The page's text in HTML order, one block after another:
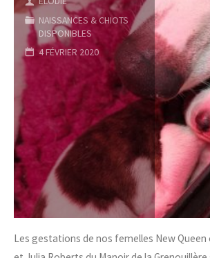
ont
6,5
sem
!"
NAISSANCES & CHIOTS
DISPONIBLES
4 FÉVRIER 2020
Les gestations de nos femelles New Queen